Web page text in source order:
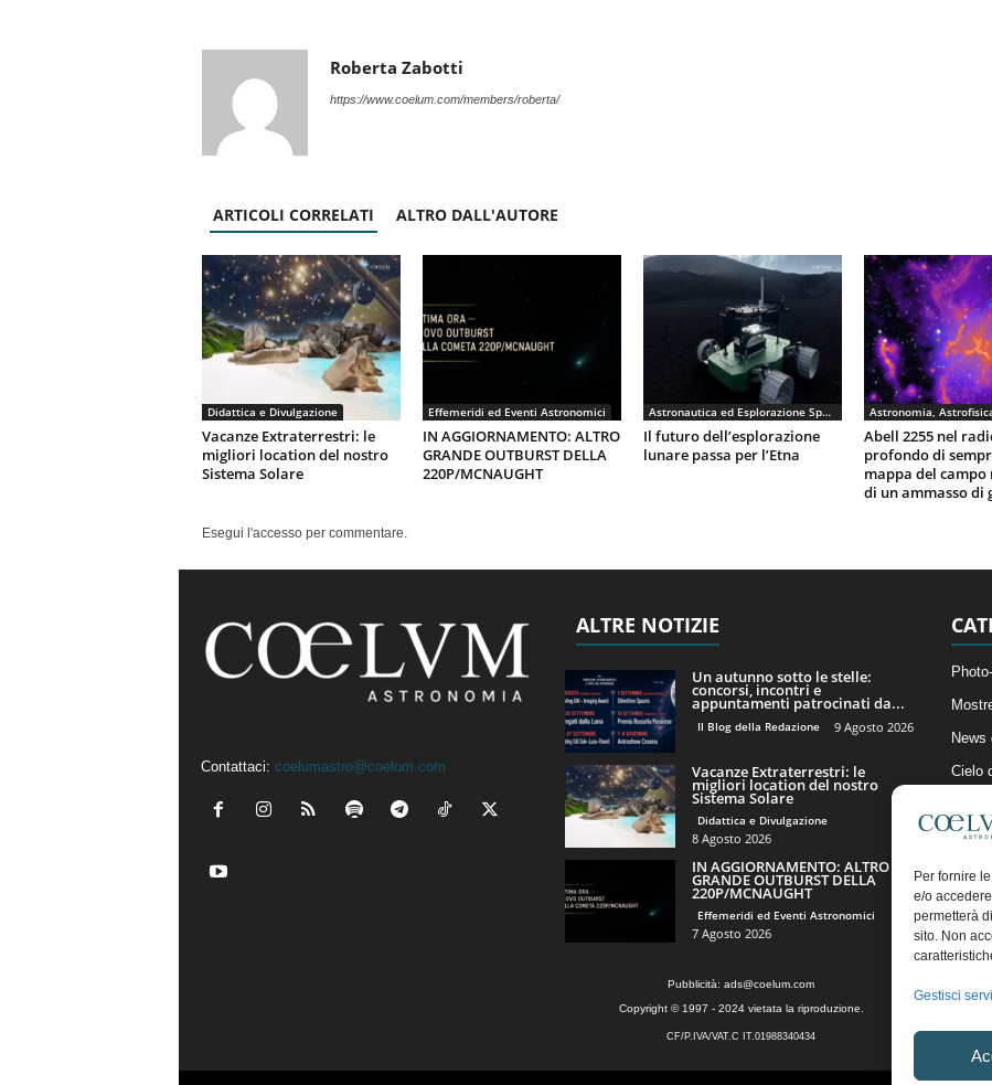
Per fornire
e/o
permetterà
sito. Non
Gestisci
Roberta Zabotti
https://www.coelum.com/members/roberta/
ARTICOLI CORRELATI ALTRO DALL'AUTORE
Didattica e Divulgazione
Vacanze Extraterrestri: le
migliori location del nostro
Sistema Solare
Effemeridi ed Eventi Astronomici
IN AGGIORNAMENTO: ALTRO
GRANDE OUTBURST DELLA
220P/MCNAUGHT
Astronautica ed Esplorazione Spaziale
Il futuro dell’esplorazione
lunare passa per l’Etna
Abell 2255 nel
profondo di
mappa del campo
di un ammasso di
Esegui l'accesso per commentare.
Contattaci: coelumastro@coelum.com
ALTRE NOTIZIE
Un autunno sotto le stelle:
concorsi, incontri e
appuntamenti patrocinati da...
Il Blog della Redazione 9 Agosto 2026
Vacanze Extraterrestri: le
migliori location del nostro
Sistema Solare
Didattica e Divulgazione
8 Agosto 2026
IN AGGIORNAMENTO: ALTRO
GRANDE OUTBURST DELLA
220P/MCNAUGHT
Effemeridi ed Eventi Astronomici
7 Agosto 2026
News
Cielo
Il
Pubblicità: ads@coelum.com
Copyright © 1997 - 2024 vietata la riproduzione.
CF/P.IVA/VAT.C IT.01988340434